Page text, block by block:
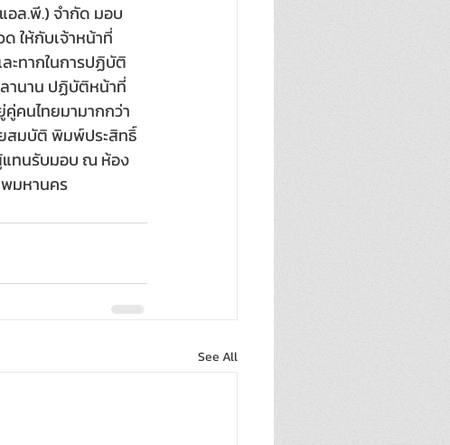
อล.พี.) จำกัด มอบ
ให้กับเจ้าหน้าที่
ะทากในการปฏิบัติ
านาน ปฏิบัติหน้าที่
คนไทยมามากกว่า
สมบัติ พิมพ์ประสิทธิ์
แทนรับมอบ ณ ห้อง
มหานคร
See All